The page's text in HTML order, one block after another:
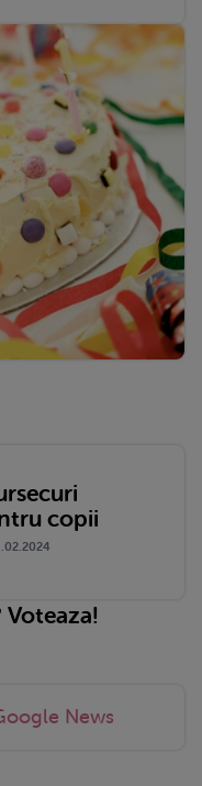
copii
Voteaza!
News